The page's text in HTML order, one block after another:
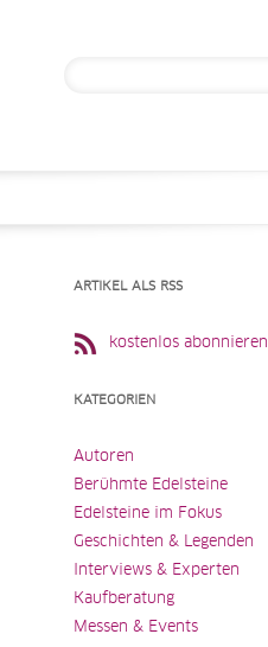
ARTIKEL ALS RSS
kostenlos abonnieren
KATEGORIEN
Autoren
Berühmte Edelsteine
Edelsteine im Fokus
Geschichten & Legenden
Interviews & Experten
Kaufberatung
Messen & Events